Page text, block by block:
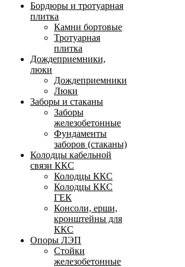
Бордюры и тротуарная
плитка
Камни бортовые
Тротуарная
плитка
Дождеприемники,
люки
Дождеприемники
Люки
Заборы и стаканы
Заборы
железобетонные
Фундаменты
заборов (стаканы)
Колодцы кабельной
связи ККС
Колодцы ККС
Колодцы ККС
ГЕК
Консоли, ерши,
кронштейны для
ККС
Опоры ЛЭП
Стойки
железобетонные